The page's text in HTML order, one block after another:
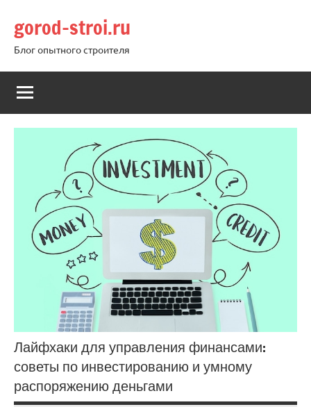
содержимому
gorod-stroi.ru
Блог опытного строителя
Лайфхаки для управления финансами:
советы по инвестированию и умному
распоряжению деньгами